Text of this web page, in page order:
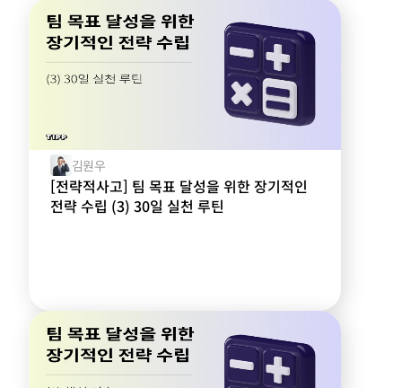
김원우
[전략적사고] 팀 목표 달성을 위한 장기적인
전략 수립 (3) 30일 실천 루틴